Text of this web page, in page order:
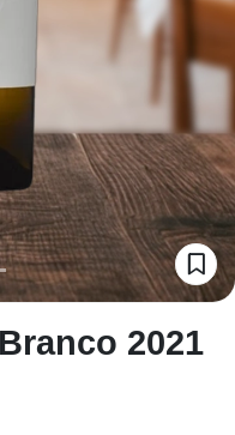
2021